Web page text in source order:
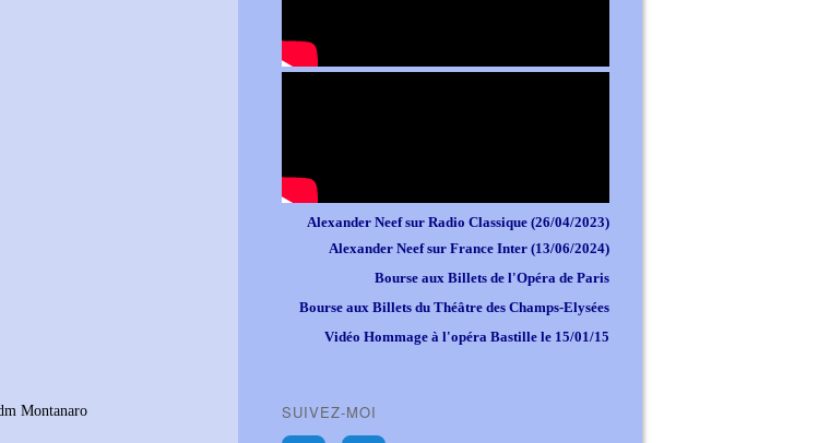
Montanaro
Alexander Neef sur Radio Classique (26/04/2023)
Alexander Neef sur France Inter (13/06/2024)
Bourse aux Billets de l'Opéra de Paris
Bourse aux Billets du Théâtre des Champs-Elysées
Vidéo Hommage à l'opéra Bastille le 15/01/15
SUIVEZ-MOI